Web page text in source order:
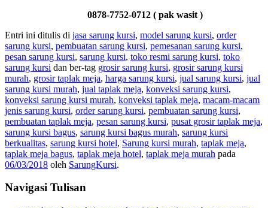
0878-7752-0712 ( pak wasit )
Entri ini ditulis di jasa sarung kursi, model sarung kursi, order
sarung kursi, pembuatan sarung kursi, pemesanan sarung kursi,
pesan sarung kursi, sarung kursi, toko resmi sarung kursi, toko
sarung kursi dan ber-tag grosir sarung kursi, grosir sarung kursi
murah, grosir taplak meja, harga sarung kursi, jual sarung kursi, jual
sarung kursi murah, jual taplak meja, konveksi sarung kursi,
konveksi sarung kursi murah, konveksi taplak meja, macam-macam
jenis sarung kursi, order sarung kursi, pembuatan sarung kursi,
pembuatan taplak meja, pesan sarung kursi, pusat grosir taplak meja,
sarung kursi bagus, sarung kursi bagus murah, sarung kursi
berkualitas, sarung kursi hotel, Sarung kursi murah, taplak meja,
taplak meja bagus, taplak meja hotel, taplak meja murah pada
06/03/2018 oleh SarungKursi.
Navigasi Tulisan